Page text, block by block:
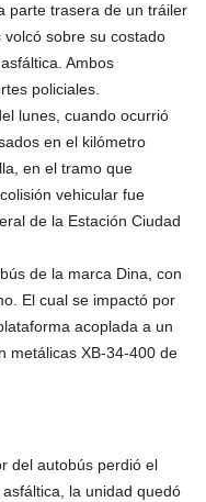
parte trasera de un tráiler
sobre su costado
Ambos
policiales.
lunes, cuando ocurrió
en el kilómetro
en el tramo que
vehicular fue
de la Estación Ciudad
de la marca Dina, con
El cual se impactó por
acoplada a un
metálicas XB-34-400 de
del autobús perdió el
la unidad quedó